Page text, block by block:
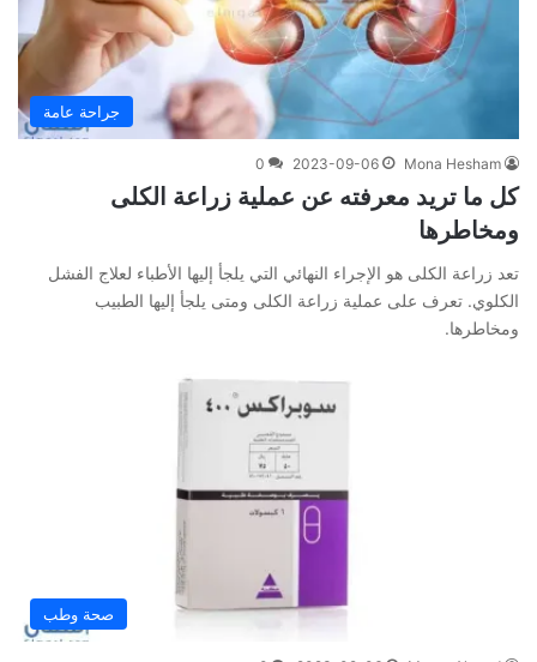
جراحة عامة
Mona Hesham
2023-09-06
0
كل ما تريد معرفته عن عملية زراعة الكلى
ومخاطرها
تعد زراعة الكلى هو الإجراء النهائي التي يلجأ إليها الأطباء لعلاج الفشل
الكلوي. تعرف على عملية زراعة الكلى ومتى يلجأ إليها الطبيب
ومخاطرها.
صحة وطب